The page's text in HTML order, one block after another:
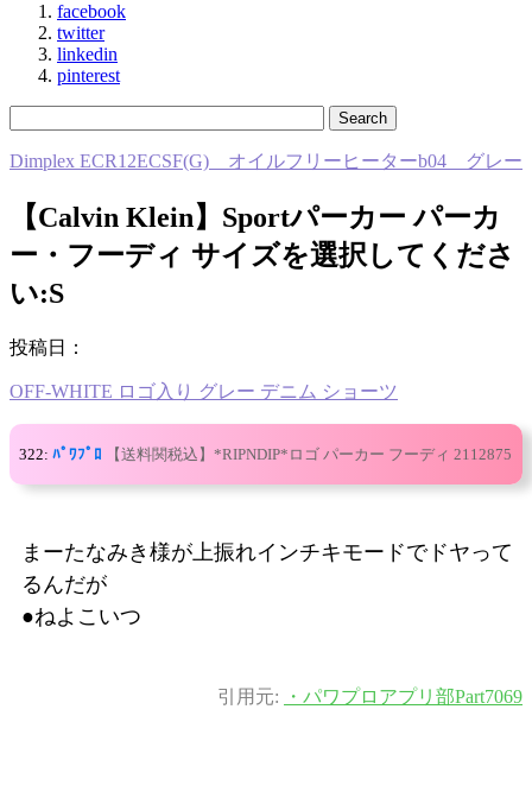
facebook
twitter
linkedin
pinterest
Dimplex ECR12ECSF(G) オイルフリーヒーターb04 グレー
【Calvin Klein】Sportパーカー パーカ
ー・フーディ サイズを選択してくださ
い:S
投稿日：
OFF-WHITE ロゴ入り グレー デニム ショーツ
322: ﾊﾟﾜﾌﾟﾛ 【送料関税込】*RIPNDIP*ロゴ パーカー フーディ 2112875
まーたなみき様が上振れインチキモードでドヤって
るんだが
●ねよこいつ
引用元: ・パワプロアプリ部Part7069